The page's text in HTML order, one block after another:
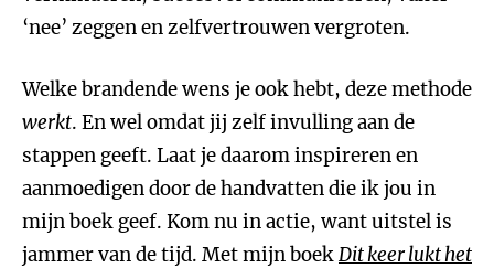
‘nee’ zeggen en zelfvertrouwen vergroten.
Welke brandende wens je ook hebt, deze methode
werkt. En wel omdat jij zelf invulling aan de
stappen geeft. Laat je daarom inspireren en
aanmoedigen door de handvatten die ik jou in
mijn boek geef. Kom nu in actie, want uitstel is
jammer van de tijd. Met mijn boekDit keer lukt het